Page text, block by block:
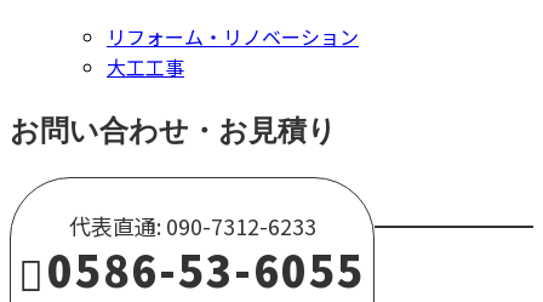
リフォーム・リノベーション
大工工事
お問い合わせ・お見積り
代表直通: 090-7312-6233
0586-53-6055